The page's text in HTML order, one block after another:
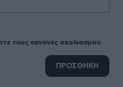
τους κανόνες σχολιασμού
ΠΡΟΣΘΗΚΗ